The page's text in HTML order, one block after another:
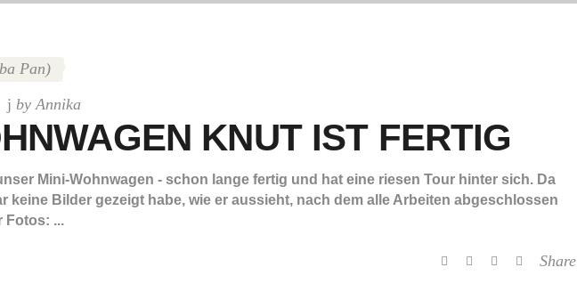
Pan)
byAnnika
KNUT IST FERTIG
Mini-Wohnwagen - schon lange fertig und hat eine riesen Tour hinter sich. Da
keine Bilder gezeigt habe, wie er aussieht, nach dem alle Arbeiten abgeschlossen
Fotos:
Share